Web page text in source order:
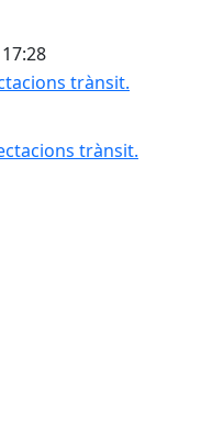
trànsit.
trànsit.